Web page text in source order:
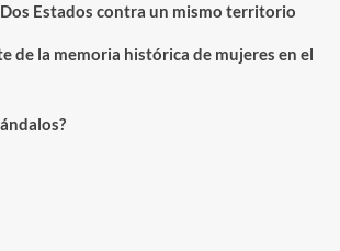
Estados contra un mismo territorio
de la memoria histórica de mujeres en el